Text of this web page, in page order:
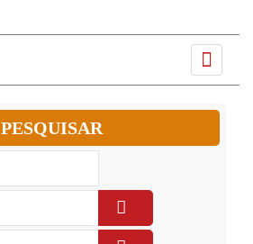
PESQUISAR
Próximo
Próximo